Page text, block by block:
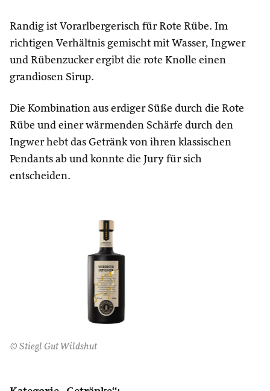
Randig ist Vorarlbergerisch für Rote Rübe. Im
richtigen Verhältnis gemischt mit Wasser, Ingwer
und Rübenzucker ergibt die rote Knolle einen
grandiosen Sirup.
Die Kombination aus erdiger Süße durch die Rote
Rübe und einer wärmenden Schärfe durch den
Ingwer hebt das Getränk von ihren klassischen
Pendants ab und konnte die Jury für sich
entscheiden.
© Stiegl Gut Wildshut